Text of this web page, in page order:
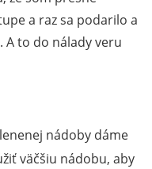
a raz sa podarilo a
A to do nálady veru
nádoby dáme
väčšiu nádobu, aby